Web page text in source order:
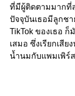
ที่มีผู้ติดตามมากที่
ปัจจุบันเธอมีลูกช
TikTok ของเธอ
เสมอ ซึ่งเรียกเสี
น้ำนมกับแพมเพิร์